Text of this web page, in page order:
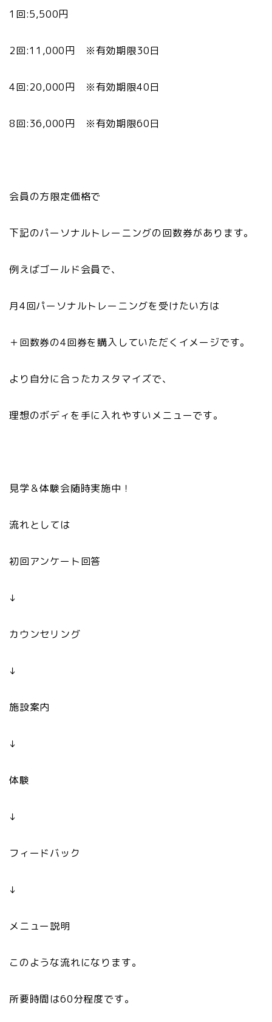
1回:5,500円
2回:11,000円 ※有効期限30日
4回:20,000円 ※有効期限40日
8回:36,000円 ※有効期限60日
会員の方限定価格で
下記のパーソナルトレーニングの回数券があります。
例えばゴールド会員で、
月4回パーソナルトレーニングを受けたい方は
＋回数券の4回券を購入していただくイメージです。
より自分に合ったカスタマイズで、
理想のボディを手に入れやすいメニューです。
見学＆体験会随時実施中！
流れとしては
初回アンケート回答
↓
カウンセリング
↓
施設案内
↓
体験
↓
フィードバック
↓
メニュー説明
このような流れになります。
所要時間は60分程度です。